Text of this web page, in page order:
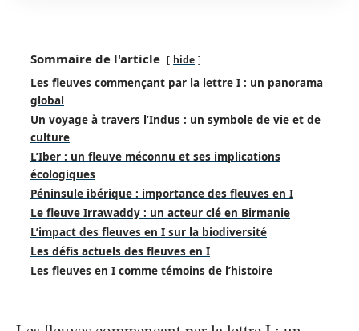
Sommaire de l'article hide
Les fleuves commençant par la lettre I : un panorama
global
Un voyage à travers l’Indus : un symbole de vie et de
culture
L’Iber : un fleuve méconnu et ses implications
écologiques
Péninsule ibérique : importance des fleuves en I
Le fleuve Irrawaddy : un acteur clé en Birmanie
L’impact des fleuves en I sur la biodiversité
Les défis actuels des fleuves en I
Les fleuves en I comme témoins de l’histoire